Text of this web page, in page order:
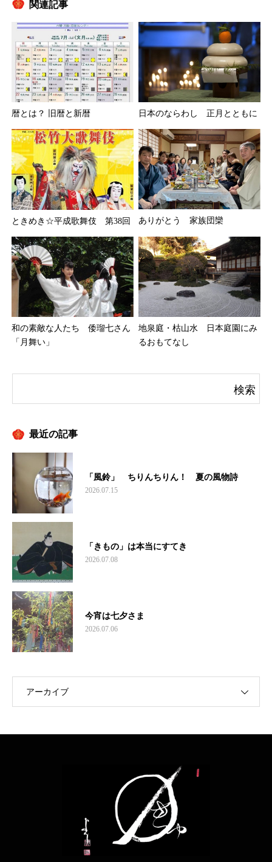
関連記事
暦とは？ 旧暦と新暦 日本のならわし 正月とともに
ときめき☆平成歌舞伎 第38回 ありがとう 家族団欒
和の素敵な人たち 倭瑠七さん
「月舞い」
地泉庭・枯山水 日本庭園にみ
るおもてなし
最近の記事
「風鈴」 ちりんちりん！ 夏の風物詩
2026.07.15
「きもの」は本当にすてき
2026.07.08
今宵は七夕さま
2026.07.06
アーカイブ